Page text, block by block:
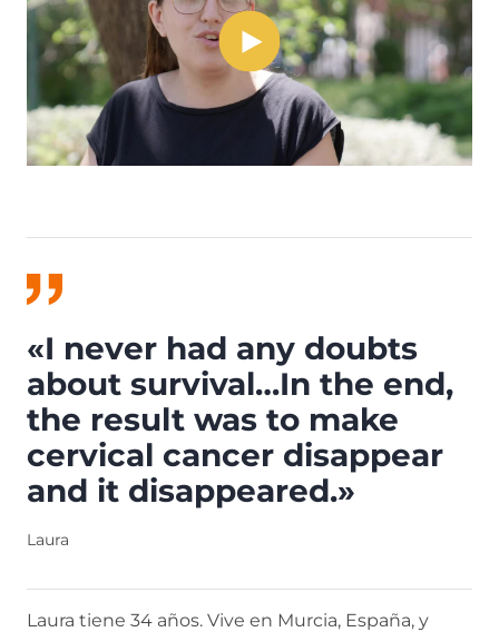
«I never had any doubts
about survival…In the end,
the result was to make
cervical cancer disappear
and it disappeared.»
Laura
Laura tiene 34 años. Vive en Murcia, España, y